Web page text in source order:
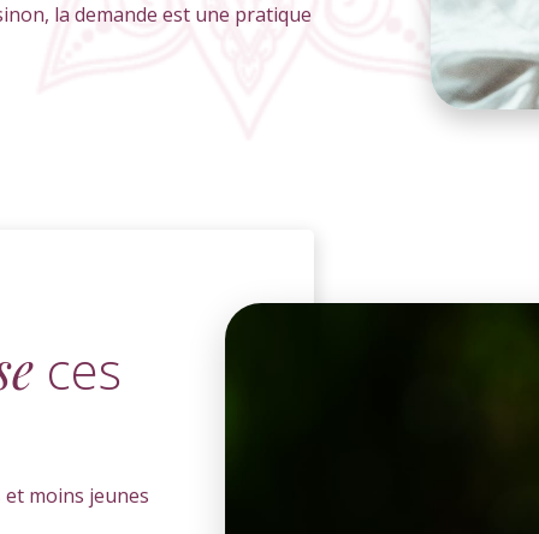
la demande est une pratique
ces
moins jeunes